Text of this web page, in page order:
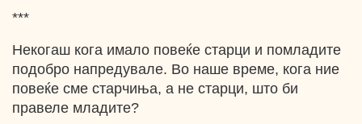
***
Некогаш кога имало повеќе старци и помладите
подобро напредувале. Во наше време, кога ние
повеќе сме старчиња, а не старци, што би
правеле младите?